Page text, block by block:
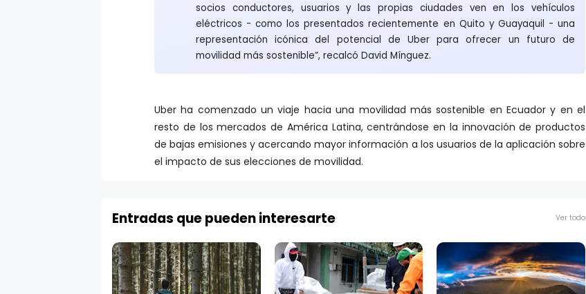
socios conductores, usuarios y las propias ciudades ven en los vehículos
eléctricos - como los presentados recientemente en Quito y Guayaquil - una
representación icónica del potencial de Uber para ofrecer un futuro de
movilidad más sostenible”, recalcó David Mínguez.
Uber ha comenzado un viaje hacia una movilidad más sostenible en Ecuador y en el
resto de los mercados de América Latina, centrándose en la innovación de productos
de bajas emisiones y acercando mayor información a los usuarios de la aplicación sobre
el impacto de sus elecciones de movilidad.
Entradas que pueden interesarte Ver todo